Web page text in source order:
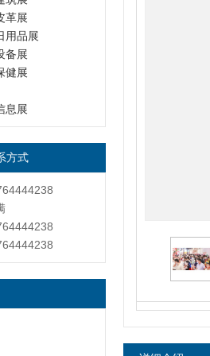
革展
用品展
备展
健展
息展
方式